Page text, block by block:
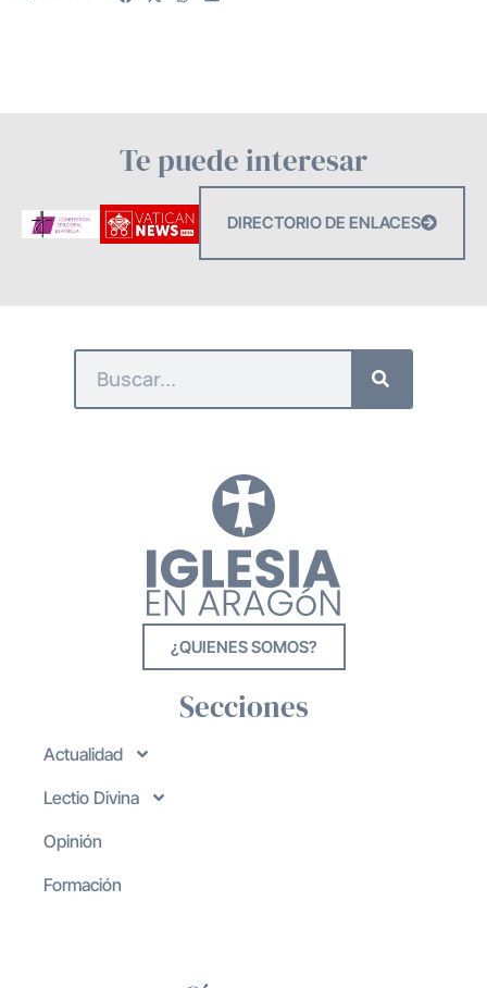
Te puede interesar
DIRECTORIO DE ENLACES
¿QUIENES SOMOS?
Secciones
Actualidad
Lectio Divina
Opinión
Formación